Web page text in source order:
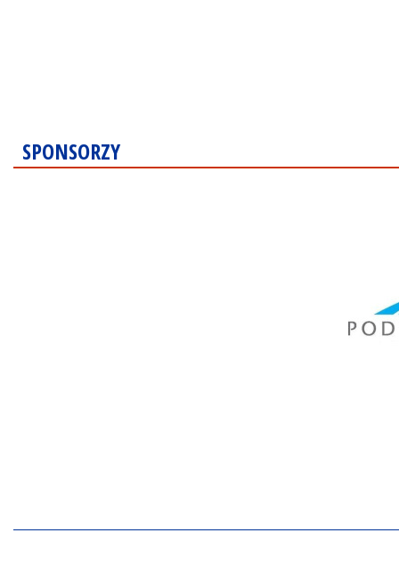
SPONSORZY